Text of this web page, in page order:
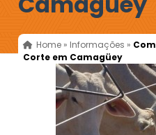
Home » Informações »
Corte em Camagüey